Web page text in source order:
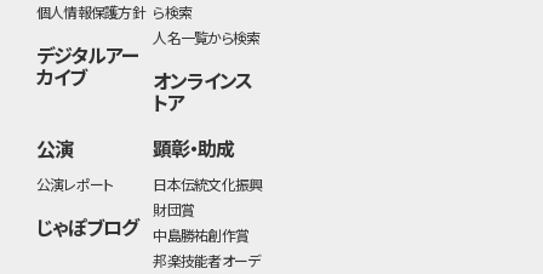
個人情報保護方針
デジタルアー
カイブ
ら検索
人名一覧から検索
オンラインス
トア
公演
公演レポート
じゃぽブログ
顕彰・助成
日本伝統文化振興
財団賞
中島勝祐創作賞
邦楽技能者オーデ